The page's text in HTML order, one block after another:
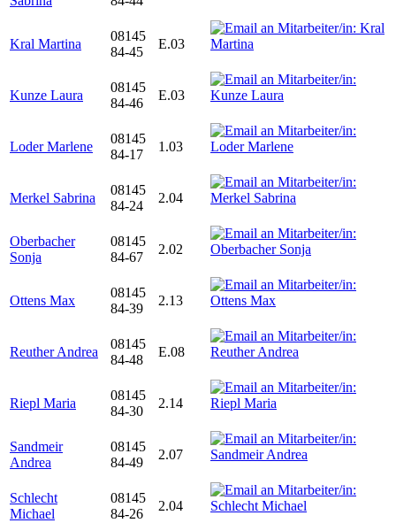
Kral Martina
08145
84-45
E.03
Kunze Laura
08145
84-46
E.03
Loder Marlene
08145
84-17
1.03
Merkel Sabrina
08145
84-24
2.04
Oberbacher
Sonja
08145
84-67
2.02
Ottens Max
08145
84-39
2.13
Reuther Andrea
08145
84-48
E.08
Riepl Maria
08145
84-30
2.14
Sandmeir
Andrea
08145
84-49
2.07
Schlecht
Michael
08145
84-26
2.04